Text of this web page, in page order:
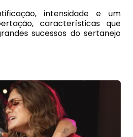
intensidade e um
características que
sucessos do sertanejo